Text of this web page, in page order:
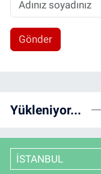
Gönder
Yükleniyor...
İSTANBUL